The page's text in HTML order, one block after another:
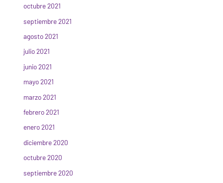
octubre 2021
septiembre 2021
agosto 2021
julio 2021
junio 2021
mayo 2021
marzo 2021
febrero 2021
enero 2021
diciembre 2020
octubre 2020
septiembre 2020